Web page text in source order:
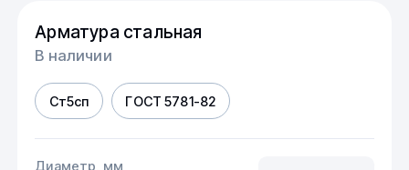
Арматура стальная
В наличии
Ст5сп ГОСТ 5781-82
Диаметр, мм